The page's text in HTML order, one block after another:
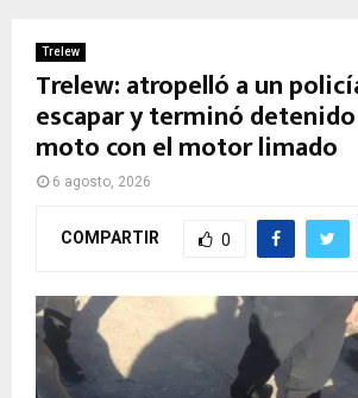
Trelew
Trelew: atropelló a un
escapar y terminó
moto con el motor limado
6 agosto, 2026
COMPARTIR 0